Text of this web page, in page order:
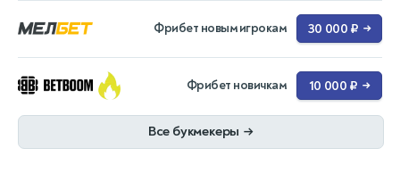
Фрибет новым игрокам 30 000 ₽ →
Фрибет новичкам 10 000 ₽ →
Все букмекеры →